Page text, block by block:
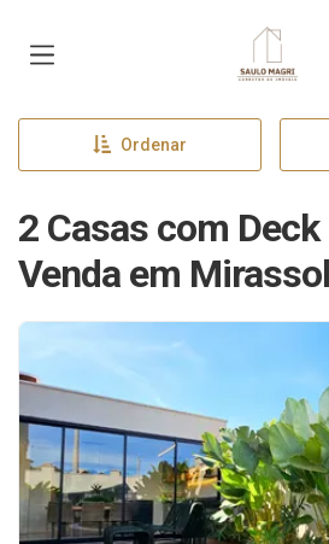
Página
Ordenar
2 Casas com
Venda em